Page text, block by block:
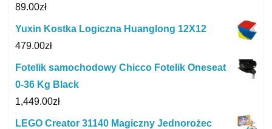
89.00zł
Yuxin Kostka Logiczna Huanglong 12X12
479.00zł
Fotelik samochodowy Chicco Fotelik Oneseat
0-36 Kg Black
1,449.00zł
LEGO Creator 31140 Magiczny Jednorożec